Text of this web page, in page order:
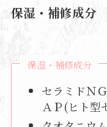
保湿・補修成分
保湿・補修成分
セラミドＮ
ＡＰ(ヒト型